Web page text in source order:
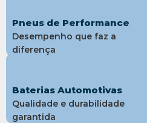
Pneus de Performance
Desempenho que faz a
diferença
Baterias Automotivas
Qualidade e durabilidade
garantida